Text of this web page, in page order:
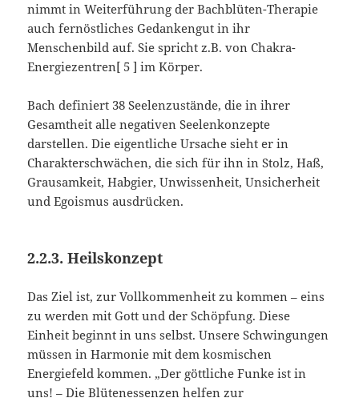
nimmt in Weiterführung der Bachblüten-Therapie
auch fernöstliches Gedankengut in ihr
Menschenbild auf. Sie spricht z.B. von Chakra-
Energiezentren[ 5 ] im Körper.
Bach definiert 38 Seelenzustände, die in ihrer
Gesamtheit alle negativen Seelenkonzepte
darstellen. Die eigentliche Ursache sieht er in
Charakterschwächen, die sich für ihn in Stolz, Haß,
Grausamkeit, Habgier, Unwissenheit, Unsicherheit
und Egoismus ausdrücken.
2.2.3. Heilskonzept
Das Ziel ist, zur Vollkommenheit zu kommen – eins
zu werden mit Gott und der Schöpfung. Diese
Einheit beginnt in uns selbst. Unsere Schwingungen
müssen in Harmonie mit dem kosmischen
Energiefeld kommen. „Der göttliche Funke ist in
uns! – Die Blütenessenzen helfen zur